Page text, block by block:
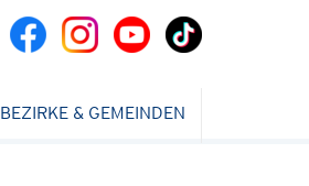
BEZIRKE & GEMEINDEN